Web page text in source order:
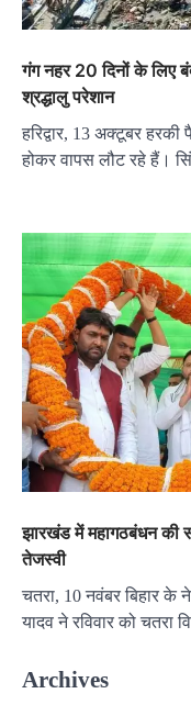
गंग नहर 20 दिनों के लिए
श्रद्धालु परेशान
हरिद्वार, 13 अक्टूबर हरकी
होकर वापस लौट रहे हैं।
झारखंड में महागठबंधन की
तेजस्वी
चतरा, 10 नवंबर बिहार के
यादव ने रविवार को चतरा
Archives